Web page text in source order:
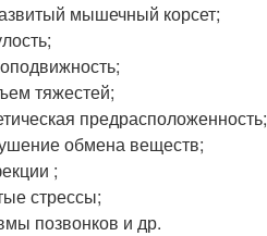
мышечный корсет;
тяжестей;
предрасположенность;
обмена веществ;
;
стрессы;
позвонков и др.